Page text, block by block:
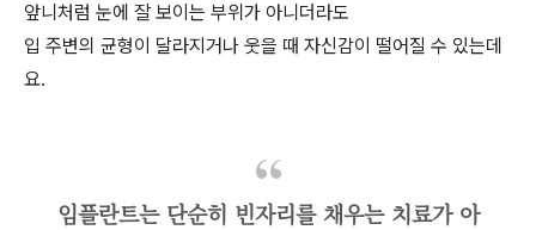
앞니처럼 눈에 잘 보이는 부위가 아니더라도
입 주변의 균형이 달라지거나 웃을 때 자신감이 떨어질 수 있는데
요.
임플란트는 단순히 빈자리를 채우는 치료가 아